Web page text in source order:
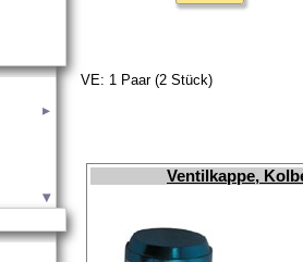
VE: 1 Paar (2 Stück)
Ventilkappe,